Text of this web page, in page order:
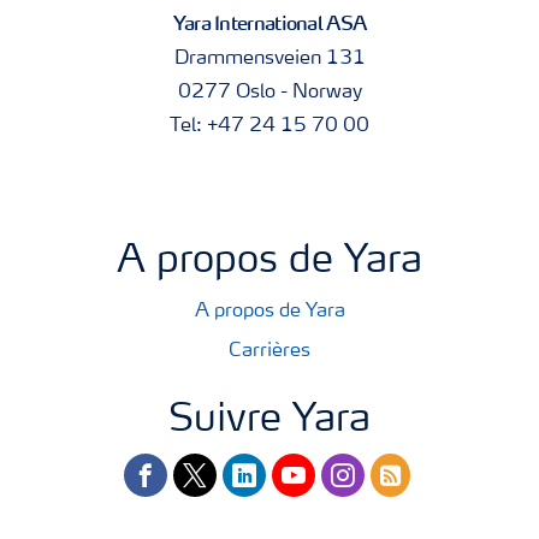
programmes de protection des cultures et évite ainsi des
opérations de pulvérisation spécifiques. Utilisez Tankmix
pour connaître les compatibilités lors des mélanges en
Yara International ASA
Drammensveien 131
0277 Oslo - Norway
Tel: +47 24 15 70 00
A propos de Yara
A propos de Yara
Carrières
Suivre Yara
facebooktwitterlinkedinyoutubeinstagram
rss